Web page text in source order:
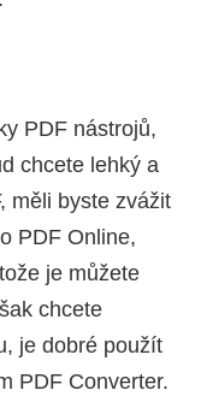
PDF nástrojů,
chcete lehký a
měli byste zvážit
PDF Online,
je můžete
chcete
je dobré použít
PDF Converter.